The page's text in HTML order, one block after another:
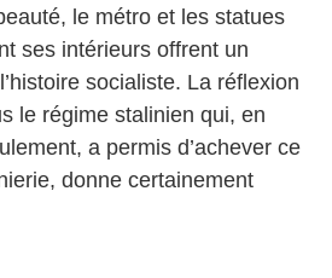
le métro et les statues
ses intérieurs offrent un
socialiste. La réflexion
le régime stalinien qui, en
a permis d’achever ce
donne certainement